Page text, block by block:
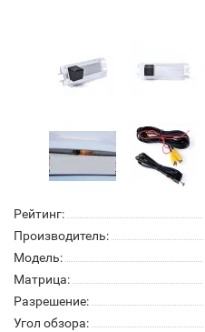
Рейтинг:
Производитель:
Модель:
Матрица:
Разрешение:
Угол обзора: